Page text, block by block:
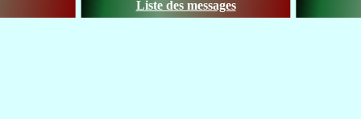
Liste des messages